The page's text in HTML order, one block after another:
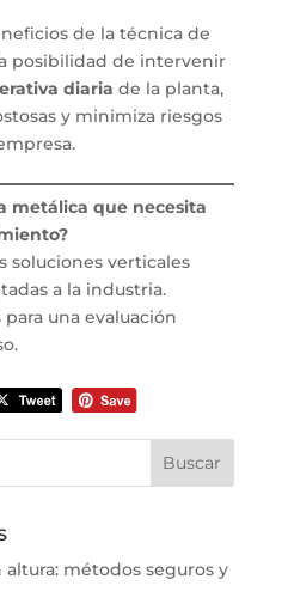
de la técnica de
posibilidad de intervenir
diaria de la planta,
y minimiza riesgos
metálica que necesita
soluciones verticales
a la industria.
una evaluación
métodos seguros y